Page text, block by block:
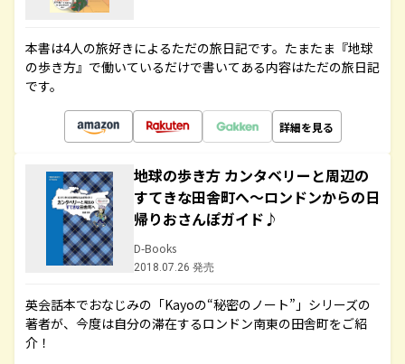
本書は4人の旅好きによるただの旅日記です。たまたま『地球
の歩き方』で働いているだけで書いてある内容はただの旅日記
です。
詳細を見る
地球の歩き方 カンタベリーと周辺の
すてきな田舎町へ～ロンドンからの日
帰りおさんぽガイド♪
D-Books
2018.07.26 発売
英会話本でおなじみの「Kayoの“秘密のノート”」シリーズの
著者が、今度は自分の滞在するロンドン南東の田舎町をご紹
介！